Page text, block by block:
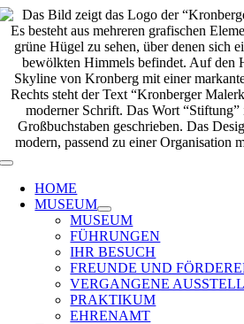
Zum
Inhalt
springen
Toggle
Navigation
HOME
MUSEUM
MUSEUM
FÜHRUNGEN
IHR BESUCH
FREUNDE UND
VERGANGENE
PRAKTIKUM
EHRENAMT